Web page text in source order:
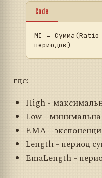
Code
MI
= Сумма(Ratio
где:
High -
Low -
EMA -
Length - период
EmaLength -